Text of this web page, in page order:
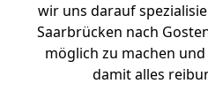
wir uns darauf
Saarbrücken nach
möglich zu machen und
damit alles